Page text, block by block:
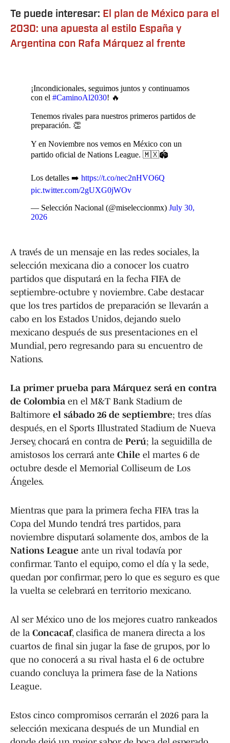
Te puede interesar: El plan de México para el
2030: una apuesta al estilo España y
Argentina con Rafa Márquez al frente
¡Incondicionales, seguimos juntos y continuamos
con el #CaminoAl2030! 🔥
Tenemos rivales para nuestros primeros partidos de
preparación. 👏
Y en Noviembre nos vemos en México con un
partido oficial de Nations League. 🇲🇽🏟️
Los detalles ➡️ https://t.co/nec2nHVO6Q
pic.twitter.com/2gUXG0jWOv
— Selección Nacional (@miseleccionmx) July 30,
2026
A través de un mensaje en las redes sociales, la
selección mexicana dio a conocer los cuatro
partidos que disputará en la fecha FIFA de
septiembre-octubre y noviembre. Cabe destacar
que los tres partidos de preparación se llevarán a
cabo en los Estados Unidos, dejando suelo
mexicano después de sus presentaciones en el
Mundial, pero regresando para su encuentro de
Nations.
La primer prueba para Márquez será en contra
de Colombia en el M&T Bank Stadium de
Baltimore el sábado 26 de septiembre; tres días
después, en el Sports Illustrated Stadium de Nueva
Jersey, chocará en contra de Perú; la seguidilla de
amistosos los cerrará ante Chile el martes 6 de
octubre desde el Memorial Colliseum de Los
Ángeles.
Mientras que para la primera fecha FIFA tras la
Copa del Mundo tendrá tres partidos, para
noviembre disputará solamente dos, ambos de la
Nations League ante un rival todavía por
confirmar. Tanto el equipo, como el día y la sede,
quedan por confirmar, pero lo que es seguro es que
la vuelta se celebrará en territorio mexicano.
Al ser México uno de los mejores cuatro rankeados
de la Concacaf, clasifica de manera directa a los
cuartos de final sin jugar la fase de grupos, por lo
que no conocerá a su rival hasta el 6 de octubre
cuando concluya la primera fase de la Nations
League.
Estos cinco compromisos cerrarán el 2026 para la
selección mexicana después de un Mundial en